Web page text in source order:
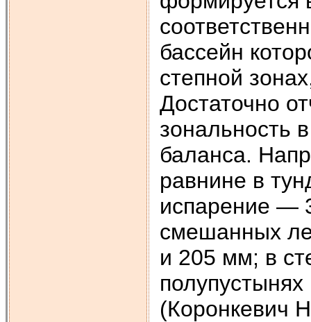
бассейн
степной
Достаточно
зональность
баланса.
равнине в
испарение —
смешанных
и 205 мм; в
(Коронкевич